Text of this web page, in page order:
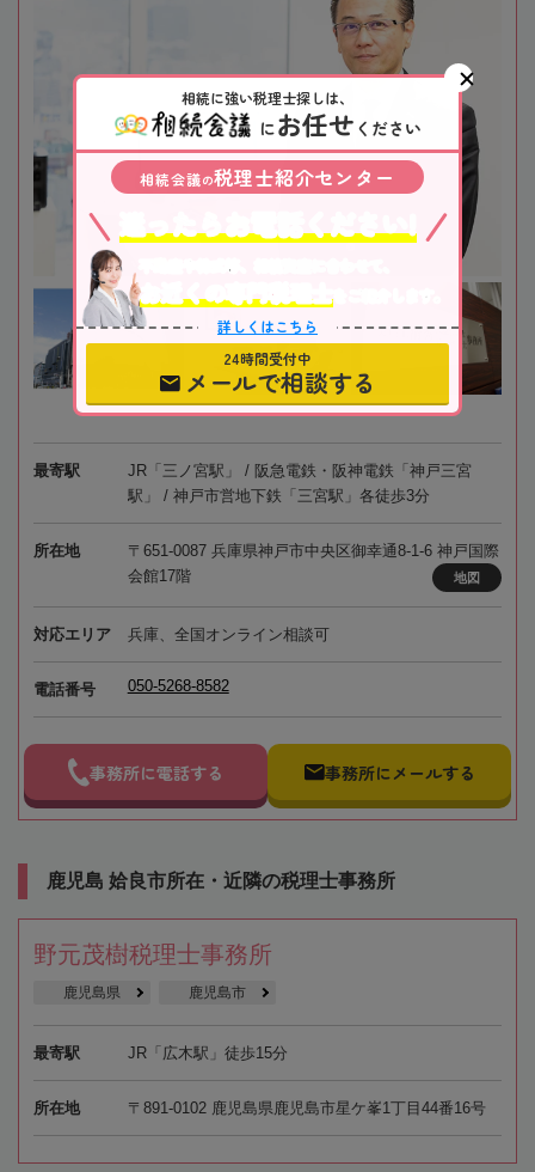
最寄駅
JR「三ノ宮駅」 / 阪急電鉄・阪神電鉄「神戸三宮
駅」 / 神戸市営地下鉄「三宮駅」各徒歩3分
所在地
〒651-0087 兵庫県神戸市中央区御幸通8-1-6 神戸国際
会館17階
地図
対応エリア 兵庫、全国オンライン相談可
電話番号 050-5268-8582
事務所に電話する 事務所にメールする
鹿児島 姶良市所在・近隣の税理士事務所
野元茂樹税理士事務所
鹿児島県 鹿児島市
最寄駅 JR「広木駅」徒歩15分
所在地 〒891-0102 鹿児島県鹿児島市星ケ峯1丁目44番16号
相続に強い税理士探しは、
にお任せ ください
相続会議の税理士紹介センター
不動産や株式等、相続資産に合わせて、
お近くの専門税理士 をご紹介します。
詳しくはこちら
24時間受付中
メールで相談する